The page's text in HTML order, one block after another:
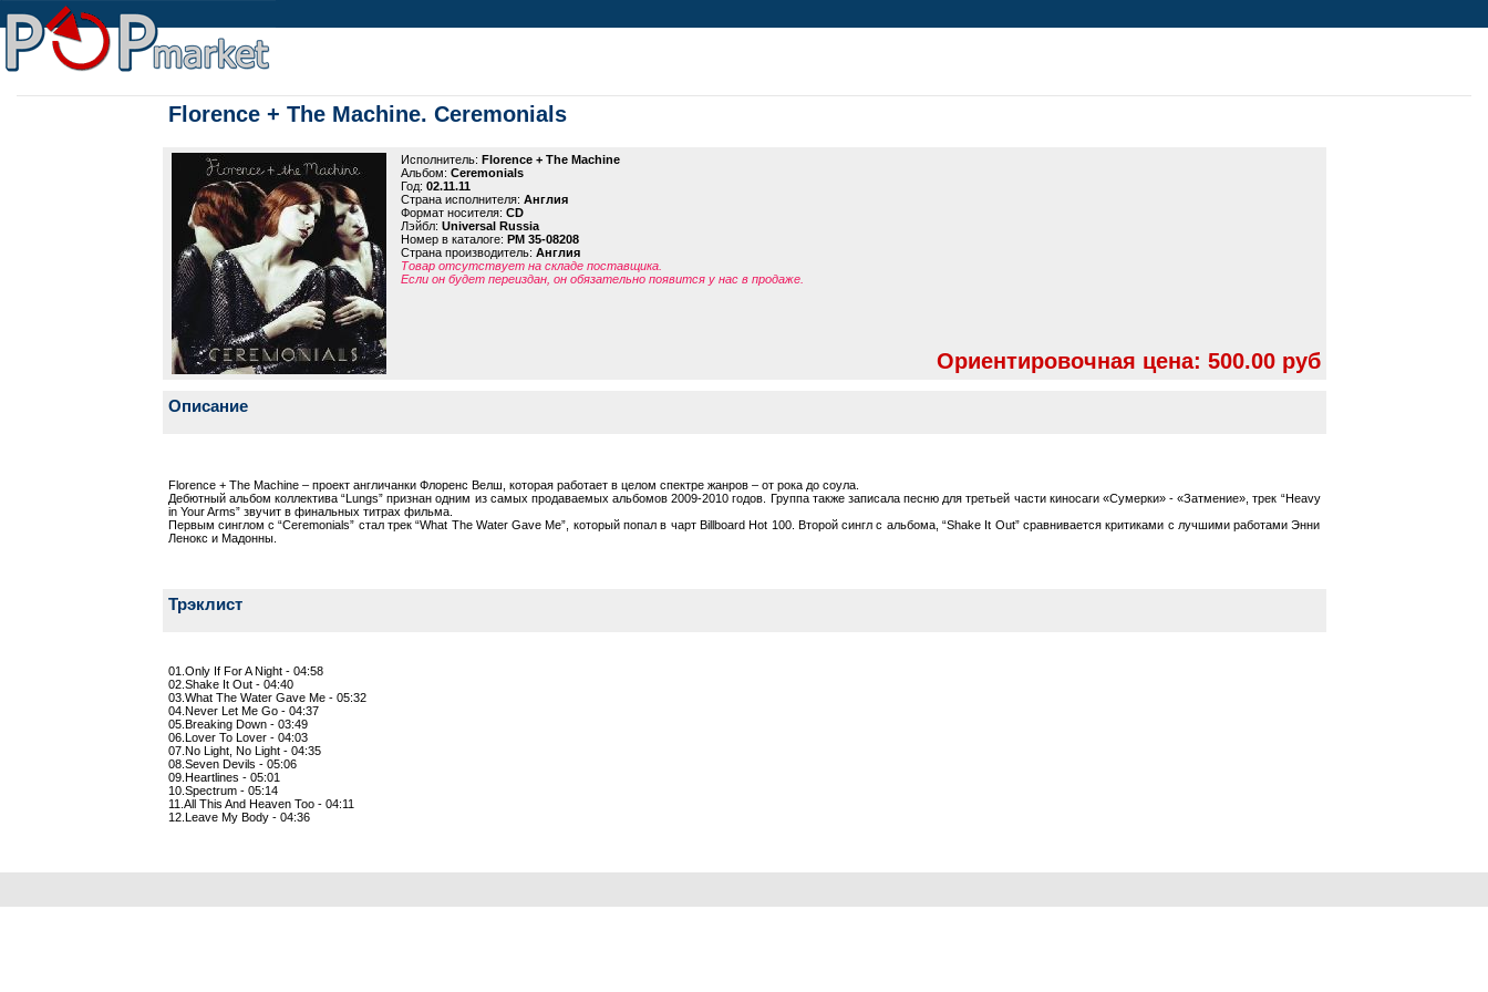
Florence + The Machine. Ceremonials
Исполнитель: Florence + The Machine
Альбом: Ceremonials
Год: 02.11.11
Страна исполнителя: Англия
Формат носителя: CD
Лэйбл: Universal Russia
Номер в каталоге: PM 35-08208
Страна производитель: Англия
Товар отсутствует на складе поставщика.
Если он будет переиздан, он обязательно появится у нас в продаже.
Ориентировочная цена: 500.00 руб
Описание
Florence + The Machine – проект англичанки Флоренс Велш, которая работает в целом спектре жанров – от рока до соула.
Дебютный альбом коллектива “Lungs” признан одним из самых продаваемых альбомов 2009-2010 годов. Группа также записала песню для третьей части киносаги «Сумерки» - «Затмение», трек “Heavy
in Your Arms” звучит в финальных титрах фильма.
Первым синглом с “Ceremonials” стал трек “What The Water Gave Me”, который попал в чарт Billboard Hot 100. Второй сингл с альбома, “Shake It Out” сравнивается критиками с лучшими работами Энни
Ленокс и Мадонны.
Трэклист
01.Only If For A Night - 04:58
02.Shake It Out - 04:40
03.What The Water Gave Me - 05:32
04.Never Let Me Go - 04:37
05.Breaking Down - 03:49
06.Lover To Lover - 04:03
07.No Light, No Light - 04:35
08.Seven Devils - 05:06
09.Heartlines - 05:01
10.Spectrum - 05:14
11.All This And Heaven Too - 04:11
12.Leave My Body - 04:36